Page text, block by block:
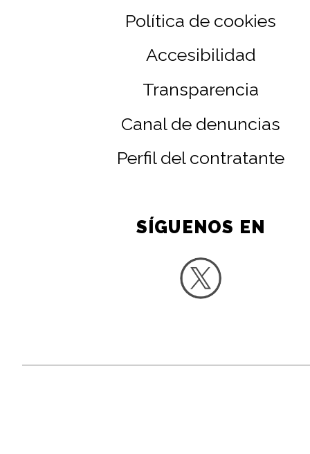
Política de cookies
Accesibilidad
Transparencia
Canal de denuncias
Perfil del contratante
SÍGUENOS EN